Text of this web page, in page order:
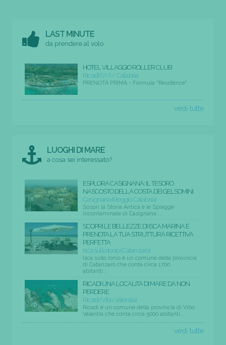
LAST MINUTE
da prendere al volo
HOTEL VILLAGGIO ROLLER CLUB
Ricadi (VV) / Calabria
PRENOTA PRIMA - Formula "Residence"
vedi tutte
LUOGHI DI MARE
a cosa sei interessato?
ESPLORA CASIGNANA: IL TESORO
NASCOSTO DELLA COSTA DEI GELSOMINI
Casignana (Reggio Calabria)
Scopri la Storia Antica e le Spiagge
Incontaminate di Casignana...
SCOPRI LE BELLEZZE DI ISCA MARINA E
PRENOTA LA TUA STRUTTURA RICETTIVA
PERFETTA
Isca sullo Ionio (Catanzaro)
Isca sullo Ionio è un comune della provincia
di Catanzaro che conta circa 1700
abitanti....
RICADI UNA LOCALITÀ DI MARE DA NON
PERDERE
Ricadi (Vibo Valentia)
Ricadi è un comune della provincia di Vibo
Valentia che conta circa 5000 abitanti....
vedi tutte